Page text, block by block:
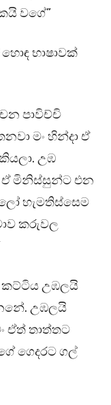
වගේ”
හොඳ භාෂාවක්
පාවිච්චි
මං හින්දා ඒ
උඹ
ඒ මිනිස්සුන්ට එන
හැමතිස්සෙම
කරුවල
කට්ටිය උඹලයි
උඹලයි
ඒත් තාත්තට
ගෙදරට ගල්